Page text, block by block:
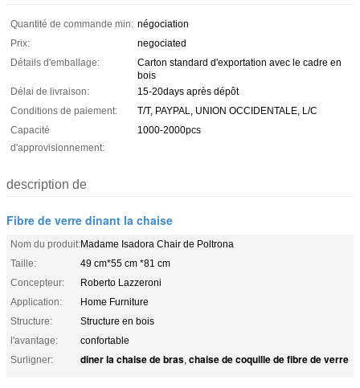
Quantité de commande min: négociation
Prix:
negociated
Détails d'emballage:
Carton standard d'exportation avec le cadre en
bois
Délai de livraison:
15-20days après dépôt
Conditions de paiement:
T/T, PAYPAL, UNION OCCIDENTALE, L/C
Capacité
d'approvisionnement:
1000-2000pcs
description de
Fibre de verre dinant la chaise
Nom du produit:Madame Isadora Chair de Poltrona
Taille:
49 cm*55 cm *81 cm
Concepteur:
Roberto Lazzeroni
Application:
Home Furniture
Structure:
Structure en bois
l'avantage:
confortable
Surligner:
diner la chaise de bras, chaise de coquille de fibre de verre